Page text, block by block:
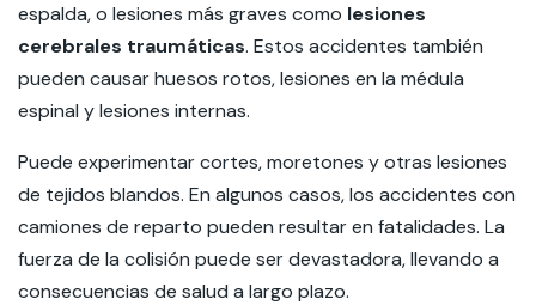
espalda, o lesiones más graves como lesiones
cerebrales traumáticas. Estos accidentes también
pueden causar huesos rotos, lesiones en la médula
espinal y lesiones internas.
Puede experimentar cortes, moretones y otras lesiones
de tejidos blandos. En algunos casos, los accidentes con
camiones de reparto pueden resultar en fatalidades. La
fuerza de la colisión puede ser devastadora, llevando a
consecuencias de salud a largo plazo.